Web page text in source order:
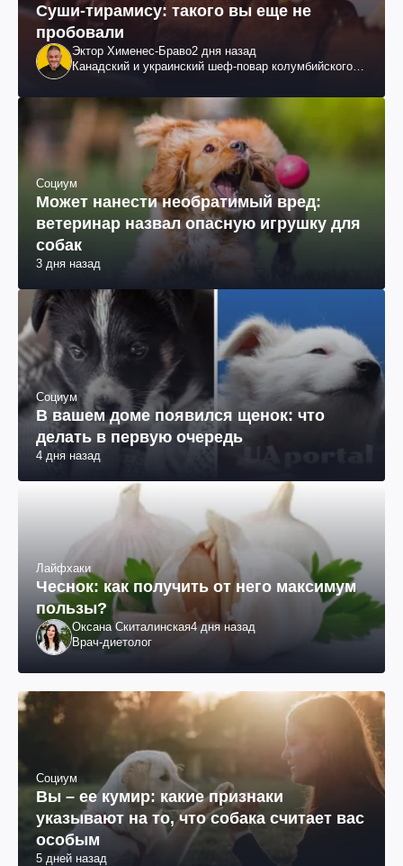
Суши-тирамису: такого вы еще не
пробовали
Эктор Хименес-Браво2 дня назад
Канадский и украинский шеф-повар колумбийского
Социум
Может нанести необратимый вред:
ветеринар назвал опасную игрушку для
собак
3 дня назад
Социум
В вашем доме появился щенок: что
делать в первую очередь
4 дня назад
Лайфхаки
Чеснок: как получить от него максимум
пользы?
Оксана Скиталинская4 дня назад
Врач-диетолог
Социум
Вы – ее кумир: какие признаки
указывают на то, что собака считает вас
особым
5 дней назад